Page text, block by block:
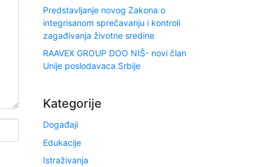
Predstavljanje novog Zakona o
integrisanom sprečavanju i kontroli
zagađivanja životne sredine
RAAVEX GROUP DOO NIŠ- novi član
Unije poslodavaca Srbije
Kategorije
Događaji
Edukacije
Istraživanja